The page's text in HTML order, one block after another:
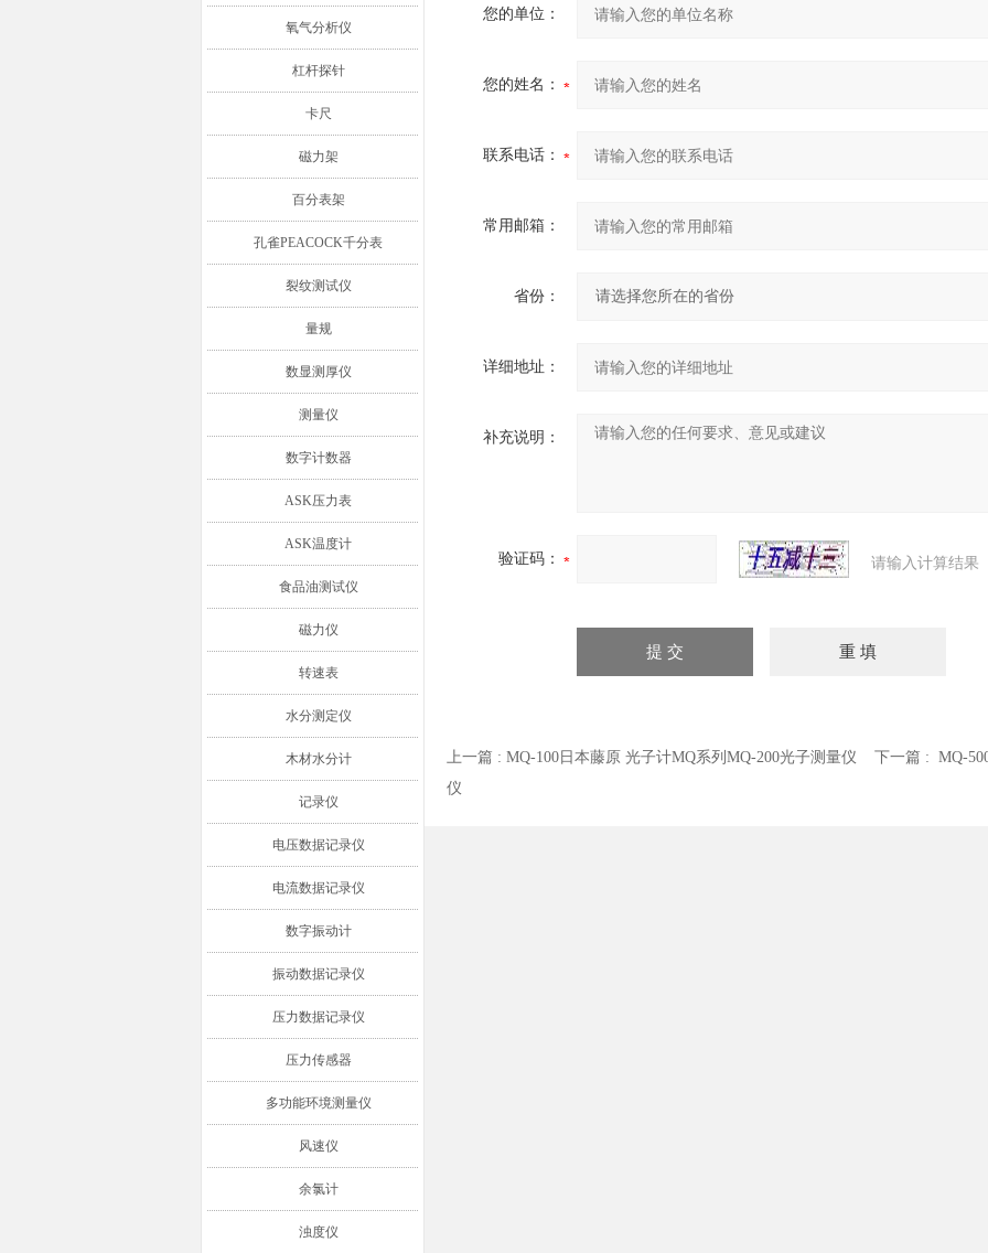
氧气分析仪
杠杆探针
卡尺
磁力架
百分表架
孔雀PEACOCK千分表
裂纹测试仪
量规
数显测厚仪
测量仪
数字计数器
ASK压力表
ASK温度计
食品油测试仪
磁力仪
转速表
水分测定仪
木材水分计
记录仪
电压数据记录仪
电流数据记录仪
数字振动计
振动数据记录仪
压力数据记录仪
压力传感器
多功能环境测量仪
风速仪
余氯计
浊度仪
您的单位：
您的姓名：
联系电话：
常用邮箱：
省份：
详细地址：
补充说明：
验证码： 请输入计算结果
上一篇 : MQ-100日本藤原 光子计MQ系列MQ-200光子测量仪 下一篇 : MQ-
仪